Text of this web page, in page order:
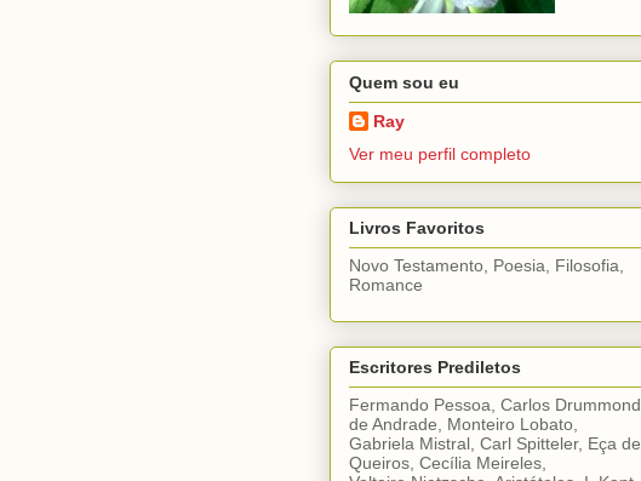
Quem sou eu
Ray
Ver meu perfil completo
Livros Favoritos
Novo Testamento, Poesia, Filosofia,
Romance
Escritores Prediletos
Fermando Pessoa, Carlos Drummond
de Andrade, Monteiro Lobato,
Gabriela Mistral, Carl Spitteler, Eça de
Queiros, Cecília Meireles,